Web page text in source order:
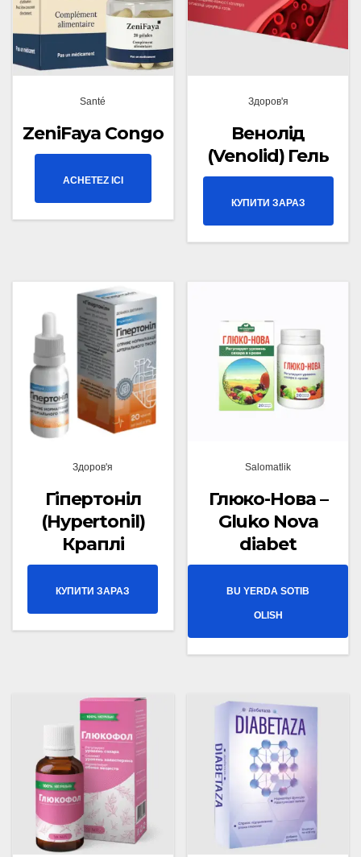
Santé
ZeniFaya Congo
ACHETEZ ICI
Здоров'я
Венолід
(Venolid) Гель
КУПИТИ ЗАРАЗ
Здоров'я
Гіпертоніл
(Hypertonil)
Краплі
КУПИТИ ЗАРАЗ
Salomatlik
Глюко-Нова –
Gluko Nova
diabet
BU YERDA SOTIB
OLISH